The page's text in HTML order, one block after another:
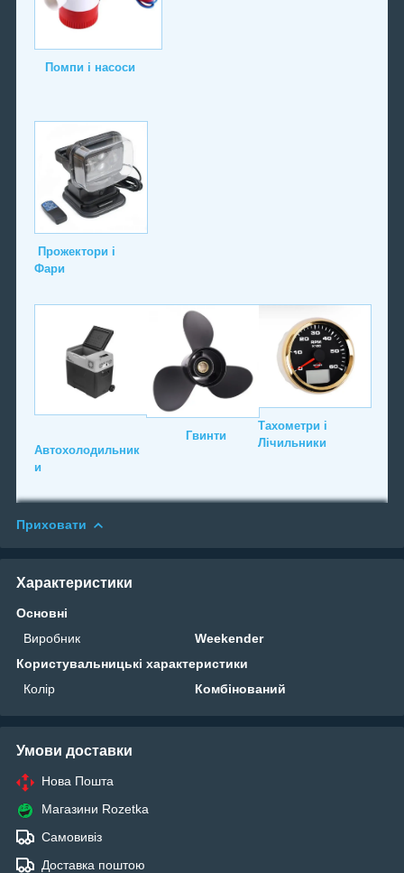
Помпи і насоси
Прожектори і
Фари
Автохолодильник
и
Гвинти
Тахометри і
Лічильники
Приховати
Характеристики
Основні
Виробник
Weekender
Користувальницькі характеристики
Колір
Комбінований
Умови доставки
Нова Пошта
Магазини Rozetka
Самовивіз
Доставка поштою